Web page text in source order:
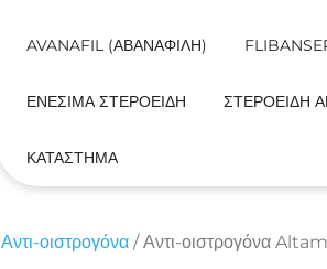
AVANAFIL (ΑΒΑΝΑΦΊΛΗ)
ΕΝΈΣΙΜΑ ΣΤΕΡΟΕΙΔΉ ΣΤΕΡΟΕΙΔΉ
ΚΑΤΆΣΤΗΜΑ
Αντι-οιστρογόνα / Αντι-οιστρογόνα